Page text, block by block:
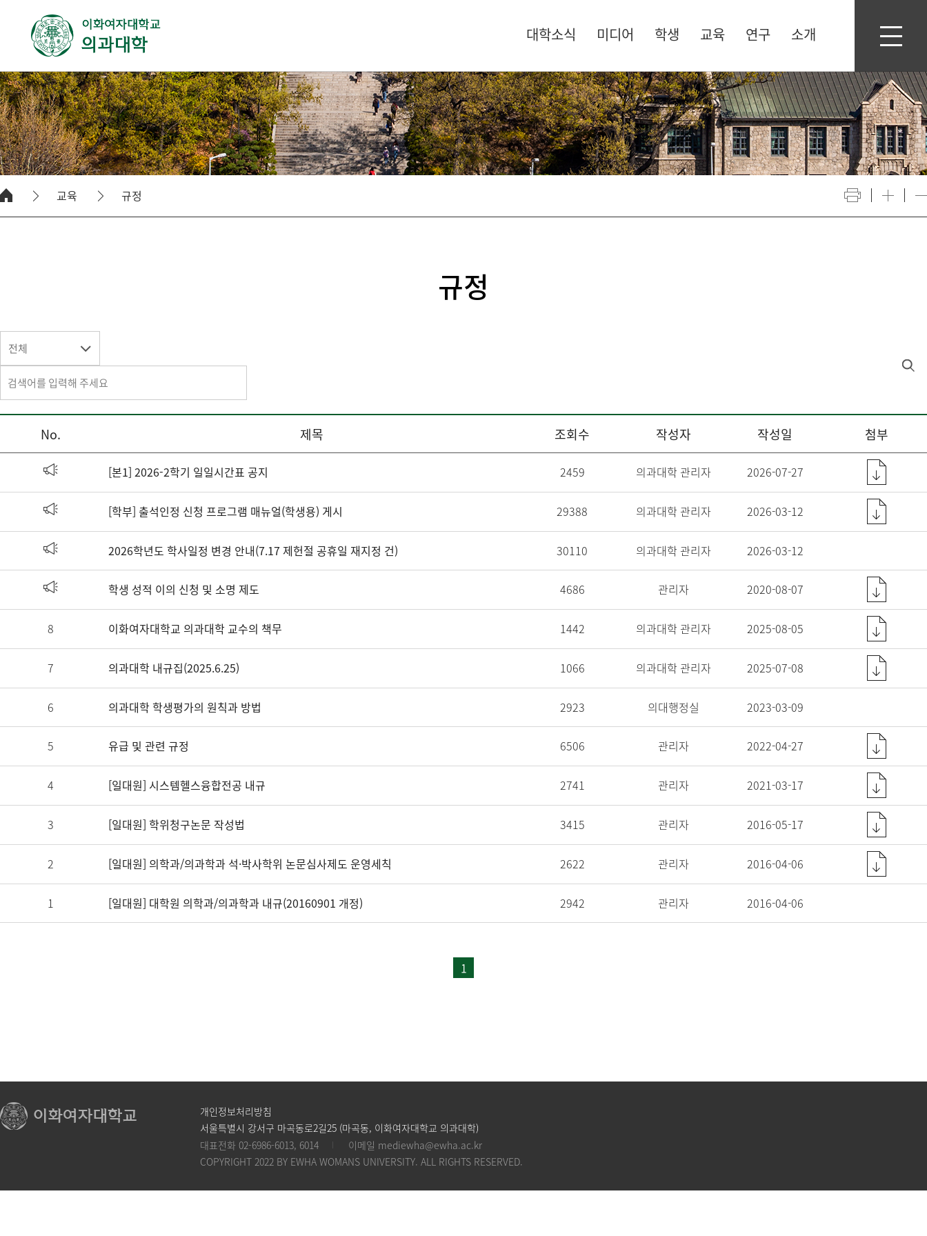
대학소식 미디어 학생 교육 연구 소개
교육 규정
규정
전체
No. 제목 조회수 작성자 작성일 첨부
[본1] 2026-2학기 일일시간표 공지 2459 의과대학 관리자 2026-07-27
[학부] 출석인정 신청 프로그램 매뉴얼(학생용) 게시 29388 의과대학 관리자 2026-03-12
2026학년도 학사일정 변경 안내(7.17 제헌절 공휴일 재지정 건) 30110 의과대학 관리자 2026-03-12
학생 성적 이의 신청 및 소명 제도 4686 관리자 2020-08-07
8 이화여자대학교 의과대학 교수의 책무 1442 의과대학 관리자 2025-08-05
7 의과대학 내규집(2025.6.25) 1066 의과대학 관리자 2025-07-08
6 의과대학 학생평가의 원칙과 방법 2923 의대행정실 2023-03-09
5 유급 및 관련 규정 6506 관리자 2022-04-27
4 [일대원] 시스템헬스융합전공 내규 2741 관리자 2021-03-17
3 [일대원] 학위청구논문 작성법 3415 관리자 2016-05-17
2 [일대원] 의학과/의과학과 석·박사학위 논문심사제도 운영세칙 2622 관리자 2016-04-06
1 [일대원] 대학원 의학과/의과학과 내규(20160901 개정) 2942 관리자 2016-04-06
1
개인정보처리방침
서울특별시 강서구 마곡동로2길25 (마곡동, 이화여자대학교 의과대학)
대표전화 02-6986-6013, 6014 이메일 mediewha@ewha.ac.kr
COPYRIGHT 2022 BY EWHA WOMANS UNIVERSITY. ALL RIGHTS RESERVED.